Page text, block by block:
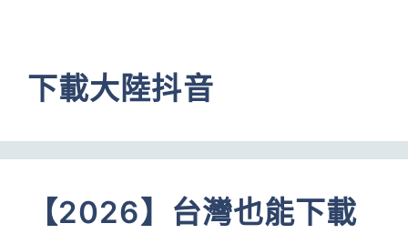
下載大陸抖音
【2026】台灣也能下載